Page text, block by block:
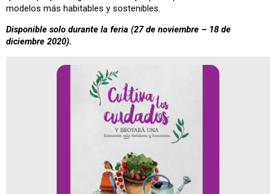
modelos más habitables y sostenibles.
Disponible solo durante la feria (27 de noviembre – 18 de
diciembre 2020).